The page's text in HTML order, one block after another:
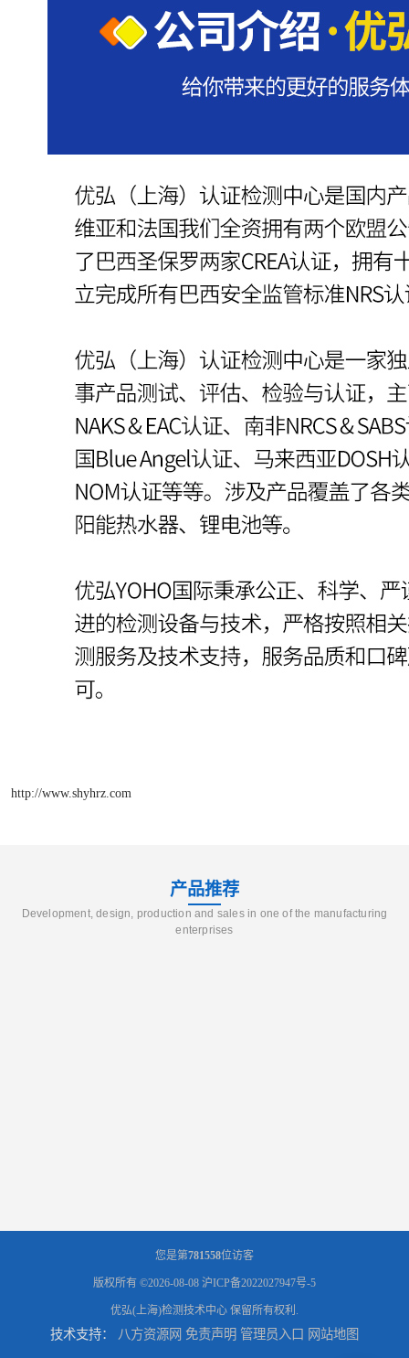
http://www.shyhrz.com
产品推荐
Development, design, production and sales in one of the manufacturing
enterprises
您是第781558位访客
版权所有 ©2026-08-08 沪ICP备2022027947号-5
优弘(上海)检测技术中心 保留所有权利.
技术支持： 八方资源网 免责声明 管理员入口 网站地图